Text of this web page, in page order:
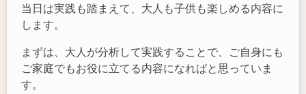
当日は実践も踏まえて、大人も子供も楽しめる内容に
します。
まずは、大人が分析して実践することで、ご自身にも
ご家庭でもお役に立てる内容になればと思っていま
す。